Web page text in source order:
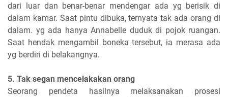
dari luar dan benar-benar mendengar ada yg berisik di
dalam kamar. Saat pintu dibuka, ternyata tak ada orang di
dalam. yg ada hanya Annabelle duduk di pojok ruangan.
Saat hendak mengambil boneka tersebut, ia merasa ada
yg berdiri di belakangnya.
5. Tak segan mencelakakan orang
Seorang pendeta hasilnya melaksanakan prosesi